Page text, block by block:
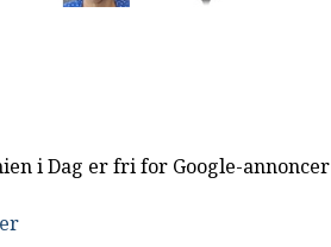
i Dag er fri for Google-annoncer